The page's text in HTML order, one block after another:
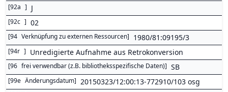
[92a ] J
[92c ] 02
[94 Verknüpfung zu externen Ressourcen] 1980/81:09195/3
[94r ] Unredigierte Aufnahme aus Retrokonversion
[96 frei verwendbar (z.B. bibliotheksspezifische Daten)] SB
[99e Änderungsdatum] 20150323/12:00:13-772910/103 osg